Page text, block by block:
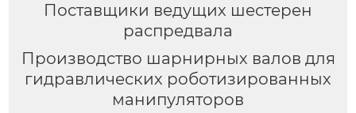
Поставщики ведущих шестерен
распредвала
Производство шарнирных валов для
гидравлических роботизированных
манипуляторов